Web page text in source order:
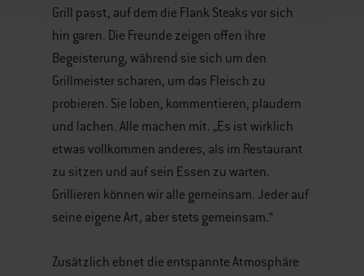
Grill passt, auf dem die Flank Steaks vor sich
hin garen. Die Freunde zeigen offen ihre
Begeisterung, während sie sich um den
Grillmeister scharen, um das Fleisch zu
probieren. Sie loben, kommentieren, plaudern
und lachen. Alle machen mit. „Es ist wirklich
etwas vollkommen anderes, als im Restaurant
zu sitzen und auf sein Essen zu warten.
Grillieren können wir alle gemeinsam. Jeder auf
seine eigene Art, aber stets gemeinsam.“
Zusätzlich ebnet die entspannte Atmosphäre